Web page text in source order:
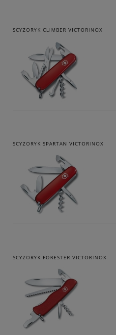
SCYZORYK CLIMBER VICTORINOX
SCYZORYK SPARTAN VICTORINOX
SCYZORYK FORESTER VICTORINOX